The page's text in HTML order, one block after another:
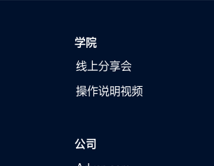
学院
线上分享会
操作说明视频
公司